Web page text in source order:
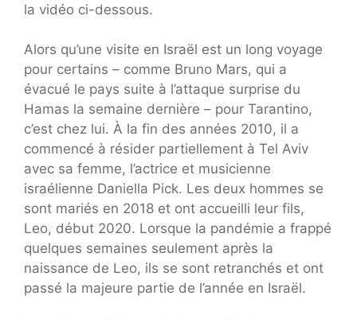
la vidéo ci-dessous.
Alors qu’une visite en Israël est un long voyage
pour certains – comme Bruno Mars, qui a
évacué le pays suite à l’attaque surprise du
Hamas la semaine dernière – pour Tarantino,
c’est chez lui. À la fin des années 2010, il a
commencé à résider partiellement à Tel Aviv
avec sa femme, l’actrice et musicienne
israélienne Daniella Pick. Les deux hommes se
sont mariés en 2018 et ont accueilli leur fils,
Leo, début 2020. Lorsque la pandémie a frappé
quelques semaines seulement après la
naissance de Leo, ils se sont retranchés et ont
passé la majeure partie de l’année en Israël.